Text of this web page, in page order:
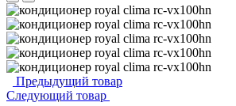
Предыдущий товар
Следующий товар